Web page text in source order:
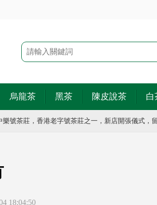
烏龍茶 黑茶 陳皮說茶 白
莊，香港老字號茶莊之一，新店開張儀式，留下美
18:04:50